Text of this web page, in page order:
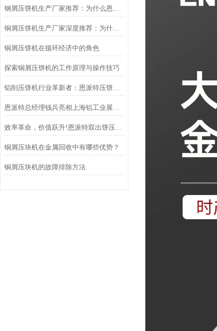
钢屑压饼机生产厂家推荐：为什么恩派特是您值得信赖的选择？
铜屑压饼机生产厂家深度推荐：为什么恩派特成为市场的“压饼专家”？
铜屑压饼机在循环经济中的角色
探索铜屑压饼机的工作原理与操作技巧
铝削压饼机行业革新者：恩派特压饼机高效资源回收新时代
恩派特总经理钱兵亮相上海铝工业展：为铝回收行业贡献“恩派特方案”
效率革命，价值跃升!恩派特双出饼压饼机全新升级，重塑金属回收
铜屑压块机在金属回收中有哪些优势？
铜屑压块机的故障排除方法